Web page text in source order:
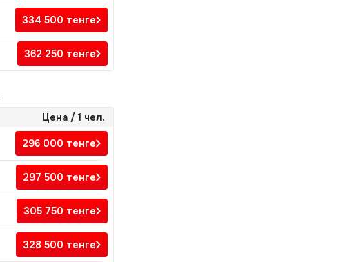
334 500 тенге
362 250 тенге
Цена / 1 чел.
296 000 тенге
297 500 тенге
305 750 тенге
328 500 тенге